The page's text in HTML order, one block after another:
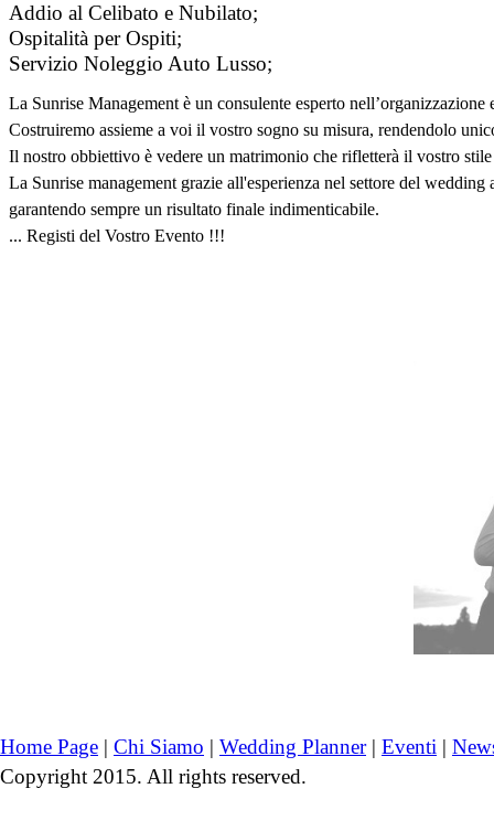
Addio al Celibato e Nubilato;
Ospitalità per Ospiti;
Servizio Noleggio Auto Lusso;
La Sunrise Management è un consulente esperto
Costruiremo assieme a voi il vostro sogno su misura, rendendolo
Il nostro obbiettivo è vedere un matrimonio che rifletterà il vostro
La Sunrise management grazie all'esperienza nel settore del
garantendo sempre un risultato finale indimenticabile.
... Registi del Vostro Evento !!!
Home Page | Chi Siamo | Wedding Planner| Eventi |
Copyright 2015. All rights reserved.